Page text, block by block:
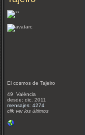
El cosmos de Tajeiro
49 València
desde: dic, 2011
mensajes: 4274
clik ver los últimos